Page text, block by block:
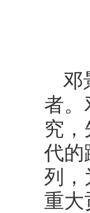
邓
者。
究，
代的
列，
重大